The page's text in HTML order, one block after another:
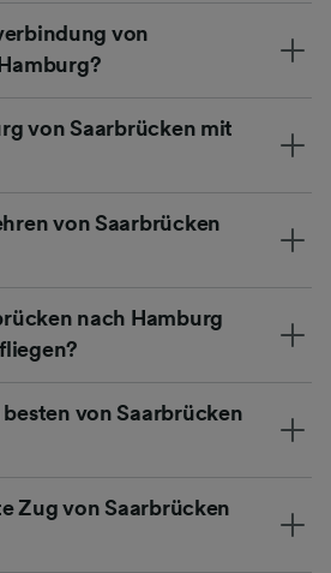
von
von Saarbrücken mit
von Saarbrücken
nach Hamburg
von Saarbrücken
Zug von Saarbrücken